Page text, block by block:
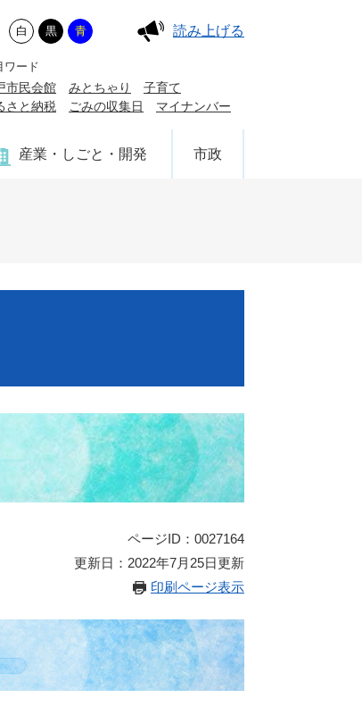
白 黒 青 読み上げる
ワード
市民会館 みとちゃり
子育て
さと納税
ごみの収集日 マイナンバー
産業・しごと・開発 市政
ページID：0027164
更新日：2022年7月25日更新
印刷ページ表示